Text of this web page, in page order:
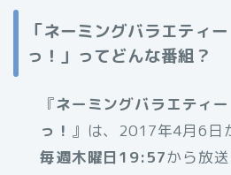
「ネーミングバラエティ
っ！」ってどんな番組？
『ネーミングバラエティ
っ！ 』は、2017年4月6日
毎週木曜日19:57から放